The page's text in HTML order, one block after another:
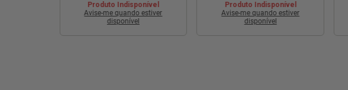
Produto Indisponível
Avise-me quando estiver
disponível
Produto Indisponível
Avise-me quando estiver
disponível